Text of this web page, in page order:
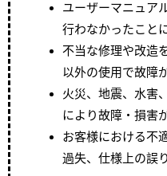
ユーザーマニュア
行わなかったこと
不当な修理や改造
以外の使用で故障
火災、地震、水害
により故障・損害
お客様における不
過失、仕様上の誤